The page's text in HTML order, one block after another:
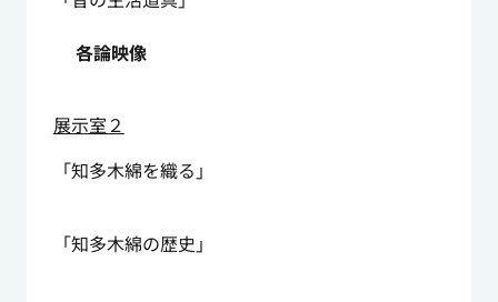
各論映像
展示室２
「知多木綿を織る」
「知多木綿の歴史」